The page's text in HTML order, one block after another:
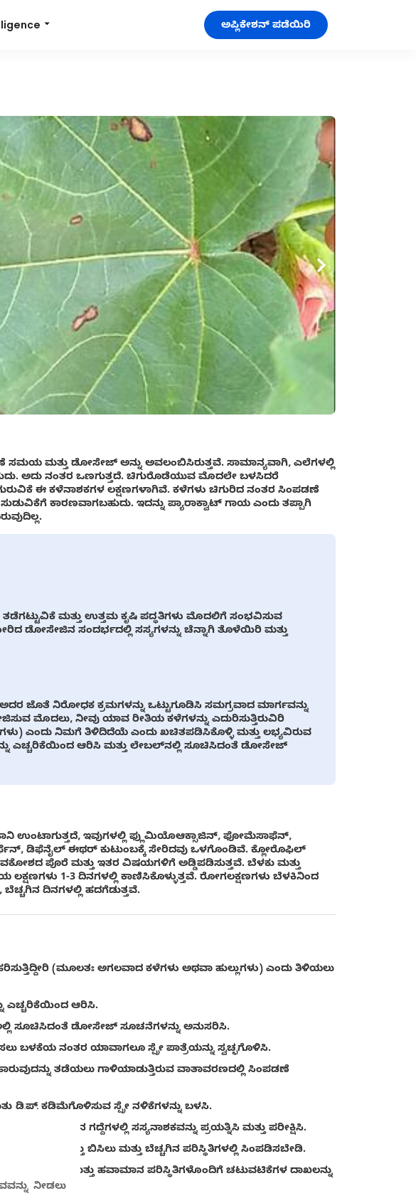
ಅಪ್ಲಿಕೇಶನ್ ಪಡೆಯಿರಿ
ಮತ್ತು ಡೋಸೇಜ್ ಅನ್ನು ಅವಲಂಬಿಸಿರುತ್ತವೆ. ಸಾಮಾನ್ಯವಾಗಿ, ಎಲೆಗಳಲ್ಲಿ
ಅದು ನಂತರ ಒಣಗುತ್ತದೆ. ಚಿಗುರೊಡೆಯುವ ಮೊದಲೇ ಬಳಸಿದರೆ
ಈ ಕಳೆನಾಶಕಗಳ ಲಕ್ಷಣಗಳಾಗಿವೆ. ಕಳೆಗಳು ಚಿಗುರಿದ ನಂತರ ಸಿಂಪಡಣೆ
ಕಾರಣವಾಗಬಹುದು. ಇದನ್ನು ಪ್ಯಾರಾಕ್ವಾಟ್ ಗಾಯ ಎಂದು ತಪ್ಪಾಗಿ
ತಡೆಗಟ್ಟುವಿಕೆ ಮತ್ತು ಉತ್ತಮ ಕೃಷಿ ಪದ್ಧತಿಗಳು ಮೊದಲಿಗೆ ಸಂಭವಿಸುವ
ಡೋಸೇಜಿನ ಸಂದರ್ಭದಲ್ಲಿ ಸಸ್ಯಗಳನ್ನು ಚೆನ್ನಾಗಿ ತೊಳೆಯಿರಿ ಮತ್ತು
ಜೊತೆ ನಿರೋಧಕ ಕ್ರಮಗಳನ್ನು ಒಟ್ಟುಗೂಡಿಸಿ ಸಮಗ್ರವಾದ ಮಾರ್ಗವನ್ನು
ಮೊದಲು, ನೀವು ಯಾವ ರೀತಿಯ ಕಳೆಗಳನ್ನು ಎದುರಿಸುತ್ತಿರುವಿರಿ
ಎಂದು ನಿಮಗೆ ತಿಳಿದಿದೆಯೆ ಎಂದು ಖಚಿತಪಡಿಸಿಕೊಳ್ಳಿ ಮತ್ತು ಲಭ್ಯವಿರುವ
ಎಚ್ಚರಿಕೆಯಿಂದ ಆರಿಸಿ ಮತ್ತು ಲೇಬಲ್‌ನಲ್ಲಿ ಸೂಚಿಸಿದಂತೆ ಡೋಸೇಜ್
ಉಂಟಾಗುತ್ತದೆ, ಇವುಗಳಲ್ಲಿ ಫ್ಲುಮಿಯೊಆಕ್ಸಾಜಿನ್, ಫೋಮೆಸಾಫೆನ್,
ಡಿಫೆನೈಲ್ ಈಥರ್ ಕುಟುಂಬಕ್ಕೆ ಸೇರಿದವು ಒಳಗೊಂಡಿವೆ. ಕ್ಲೋರೊಫಿಲ್
ಪೊರೆ ಮತ್ತು ಇತರ ವಿಷಯಗಳಿಗೆ ಅಡ್ಡಿಪಡಿಸುತ್ತವೆ. ಬೆಳಕು ಮತ್ತು
1-3 ದಿನಗಳಲ್ಲಿ ಕಾಣಿಸಿಕೊಳ್ಳುತ್ತವೆ. ರೋಗಲಕ್ಷಣಗಳು ಬೆಳಕಿನಿಂದ
ಬೆಚ್ಚಗಿನ ದಿನಗಳಲ್ಲಿ ಹದಗೆಡುತ್ತವೆ.
(ಮೂಲತಃ ಅಗಲವಾದ ಕಳೆಗಳು ಅಥವಾ ಹುಲ್ಲುಗಳು) ಎಂದು ತಿಳಿಯಲು
ಎಚ್ಚರಿಕೆಯಿಂದ ಆರಿಸಿ.
ಸೂಚಿಸಿದಂತೆ ಡೋಸೇಜ್ ಸೂಚನೆಗಳನ್ನು ಅನುಸರಿಸಿ.
ಬಳಕೆಯ ನಂತರ ಯಾವಾಗಲೂ ಸ್ಪ್ರೇ ಪಾತ್ರೆಯನ್ನು ಸ್ವಚ್ಛಗೊಳಿಸಿ.
ತಡೆಯಲು ಗಾಳಿಯಾಡುತ್ತಿರುವ ವಾತಾವರಣದಲ್ಲಿ ಸಿಂಪಡಣೆ
ಡ್ರಿಫ್ಟ್ ಕಡಿಮೆಗೊಳಿಸುವ ಸ್ಪ್ರೇ ನಳಿಕೆಗಳನ್ನು ಬಳಸಿ.
ಮತ್ತು ಒಣಹುಲ್ಲಿನ ಗದ್ದೆಗಳಲ್ಲಿ ಸಸ್ಯನಾಶಕವನ್ನು ಪ್ರಯತ್ನಿಸಿ ಮತ್ತು ಪರೀಕ್ಷಿಸಿ.
ಪರಿಶೀಲಿಸಿ ಮತ್ತು ಬಿಸಿಲು ಮತ್ತು ಬೆಚ್ಚಗಿನ ಪರಿಸ್ಥಿತಿಗಳಲ್ಲಿ ಸಿಂಪಡಿಸಬೇಡಿ.
ಸ್ಥಳಗಳು ಮತ್ತು ಹವಾಮಾನ ಪರಿಸ್ಥಿತಿಗಳೊಂದಿಗೆ ಚಟುವಟಿಕೆಗಳ ದಾಖಲನ್ನು
ನೀಡಲು